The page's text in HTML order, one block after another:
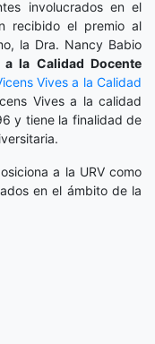
involucrados en el
recibido el premio al
la Dra. Nancy Babio
la Calidad Docente
Vives a la Calidad
Vives a la calidad
y tiene la finalidad de
a la URV como
en el ámbito de la